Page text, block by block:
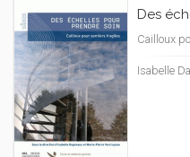
Des
Cailloux
Isabelle